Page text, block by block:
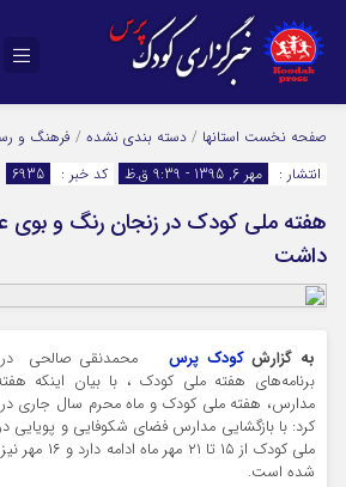
صفحه نخست استانها / دسته بندی نشده / فرهنگ و
انتشار :
مهر 6, 1395 - 9:39 ق.ظ کد خبر : 6935
هفته ملی کودک در زنجان رنگ و بوی
داشت
به گزارشکودک پرس
محمدنقی صالحی در
برنامه‌های هفته ملی کودک ، با بیان اینکه
مدارس، هفته ملی کودک و ماه محرم سال جاری در
کرد: با بازگشایی مدارس فضای شکوفایی و پویایی
ملی کودک از ۱۵
شده است.